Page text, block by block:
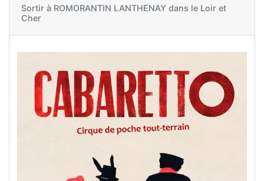
Sortir à ROMORANTIN LANTHENAY dans le Loir et
Cher